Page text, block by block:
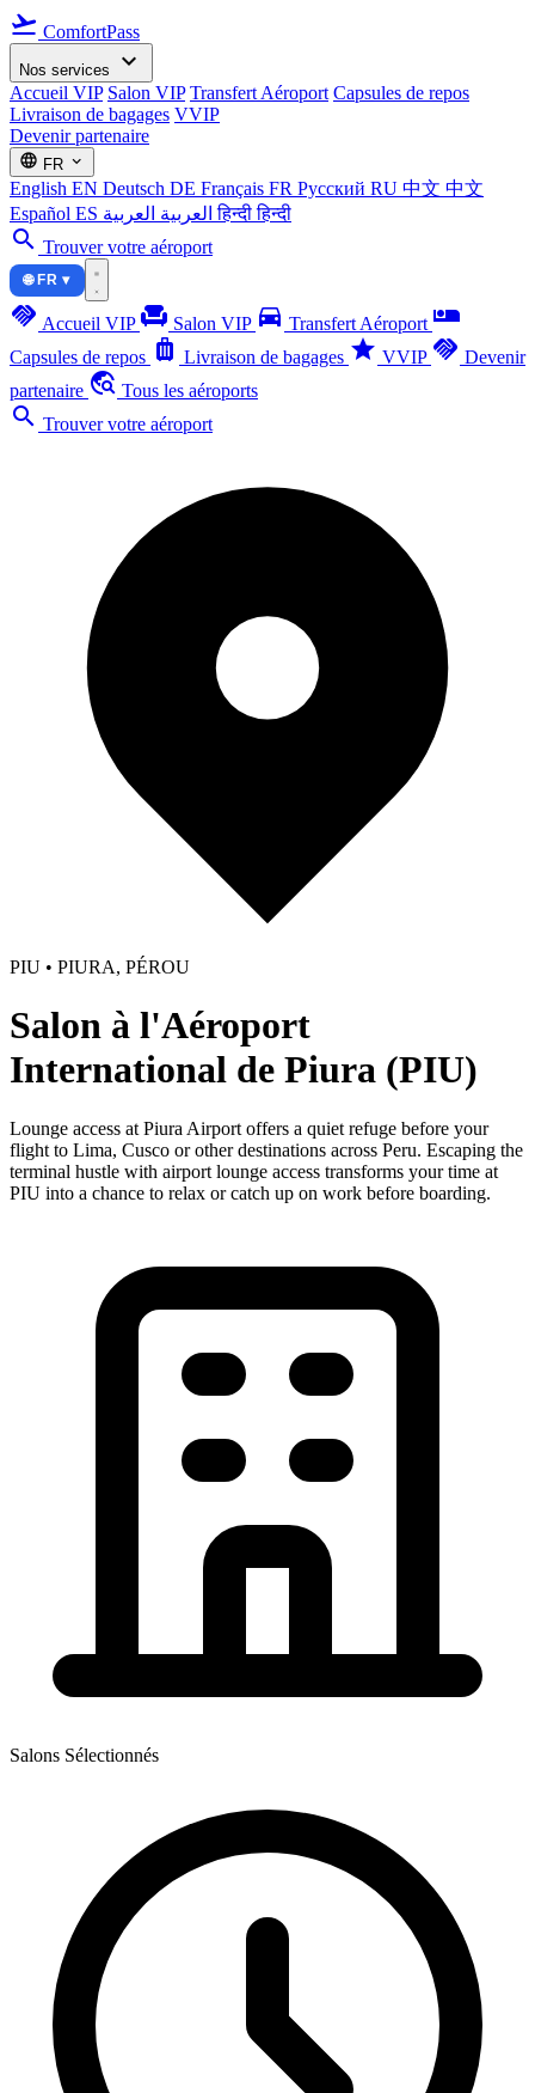
flight_takeoff ComfortPass
Nos services expand_more
Accueil VIP Salon VIP Transfert Aéroport Capsules de repos
Livraison de bagages VVIP
Devenir partenaire
language FR expand_more
English EN Deutsch DE Français FR Русский RU 中文 中文
Español ES العربية العربية हिन्दीहिन्दी
search Trouver votre aéroport
🌐 FR ▾
handshake Accueil VIP chair Salon VIP directions_car Transfert Aéroport airline_seat_individual_suite
Capsules de repos luggage Livraison de bagages star VVIP handshake Devenir
partenaire travel_explore Tous les aéroports
search Trouver votre aéroport
PIU • PIURA, PÉROU
Salon à l'Aéroport
International de Piura (PIU)
Lounge access at Piura Airport offers a quiet refuge before your
flight to Lima, Cusco or other destinations across Peru. Escaping the
terminal hustle with airport lounge access transforms your time at
PIU into a chance to relax or catch up on work before boarding.
Salons Sélectionnés